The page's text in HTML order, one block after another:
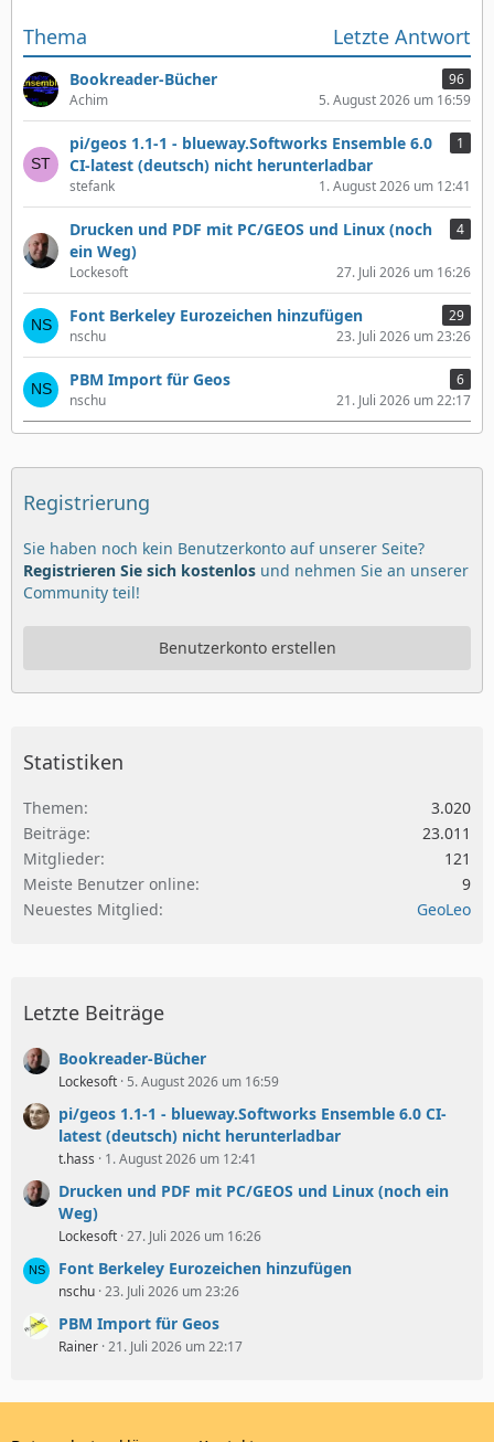
Thema Letzte Antwort
Bookreader-Bücher
96
Achim
5. August 2026 um 16:59
pi/geos 1.1-1 - blueway.Softworks Ensemble 6.0
CI-latest (deutsch) nicht herunterladbar
1
stefank 1. August 2026 um 12:41
Drucken und PDF mit PC/GEOS und Linux (noch
ein Weg)
4
Lockesoft 27. Juli 2026 um 16:26
Font Berkeley Eurozeichen hinzufügen
29
nschu
23. Juli 2026 um 23:26
PBM Import für Geos
6
nschu
21. Juli 2026 um 22:17
Registrierung
Sie haben noch kein Benutzerkonto auf unserer Seite?
Registrieren Sie sich kostenlos und nehmen Sie an unserer
Community teil!
Benutzerkonto erstellen
Statistiken
Themen
3.020
Beiträge
23.011
Mitglieder
121
Meiste Benutzer online
9
Neuestes Mitglied
GeoLeo
Letzte Beiträge
Bookreader-Bücher
Lockesoft 5. August 2026 um 16:59
pi/geos 1.1-1 - blueway.Softworks Ensemble 6.0 CI-
latest (deutsch) nicht herunterladbar
t.hass 1. August 2026 um 12:41
Drucken und PDF mit PC/GEOS und Linux (noch ein
Weg)
Lockesoft 27. Juli 2026 um 16:26
Font Berkeley Eurozeichen hinzufügen
nschu 23. Juli 2026 um 23:26
PBM Import für Geos
Rainer 21. Juli 2026 um 22:17